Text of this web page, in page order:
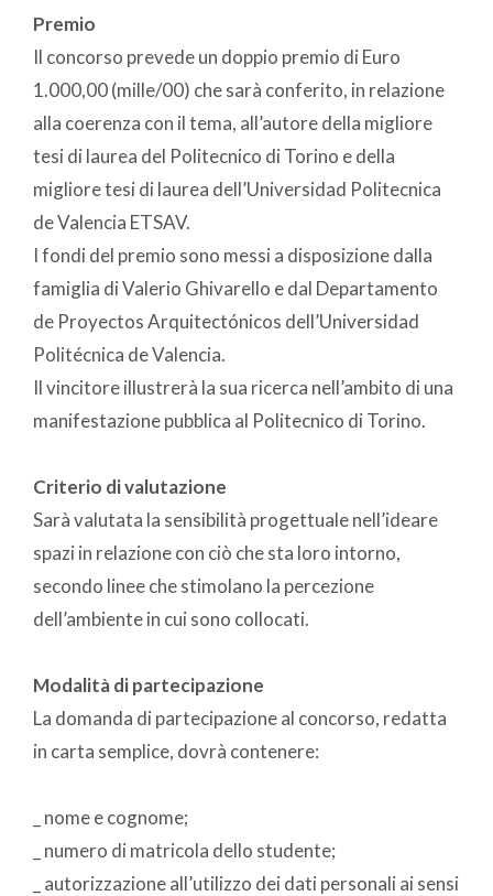
Premio
Il concorso prevede un doppio premio di Euro
1.000,00 (mille/00) che sarà conferito, in relazione
alla coerenza con il tema, all’autore della migliore
tesi di laurea del Politecnico di Torino e della
migliore tesi di laurea dell’Universidad Politecnica
de Valencia ETSAV.
I fondi del premio sono messi a disposizione dalla
famiglia di Valerio Ghivarello e dal Departamento
de Proyectos Arquitectónicos dell’Universidad
Politécnica de Valencia.
Il vincitore illustrerà la sua ricerca nell’ambito di una
manifestazione pubblica al Politecnico di Torino.
Criterio di valutazione
Sarà valutata la sensibilità progettuale nell’ideare
spazi in relazione con ciò che sta loro intorno,
secondo linee che stimolano la percezione
dell’ambiente in cui sono collocati.
Modalità di partecipazione
La domanda di partecipazione al concorso, redatta
in carta semplice, dovrà contenere:
_ nome e cognome;
_ numero di matricola dello studente;
_ autorizzazione all’utilizzo dei dati personali ai sensi